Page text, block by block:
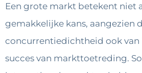
Een grote markt betekent niet
gemakkelijke kans, aangezien
concurrentiedichtheid ook van
succes van markttoetreding.